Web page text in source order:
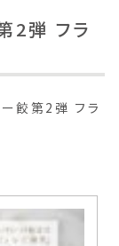
2弾 フラ
餃第2弾 フラ